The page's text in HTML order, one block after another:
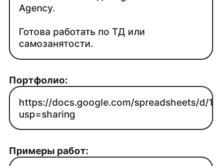
Agency.
Готова работать по ТД или
самозанятости.
Портфолио:
https://docs.google.com/spreadsheets/d/
usp=sharing
Примеры работ: